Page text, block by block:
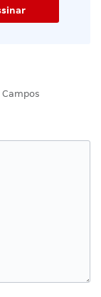
Campos